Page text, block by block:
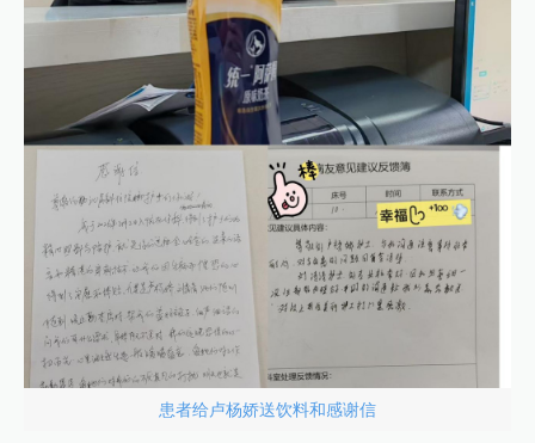
患者给卢杨娇送饮料和感谢信